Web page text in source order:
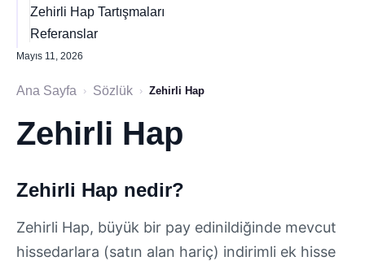
Zehirli Hap Tartışmaları
Referanslar
Mayıs 11, 2026
Ana Sayfa › Sözlük › Zehirli Hap
Zehirli Hap
Zehirli Hap nedir?
Zehirli Hap, büyük bir pay edinildiğinde mevcut
hissedarlara (satın alan hariç) indirimli ek hisse